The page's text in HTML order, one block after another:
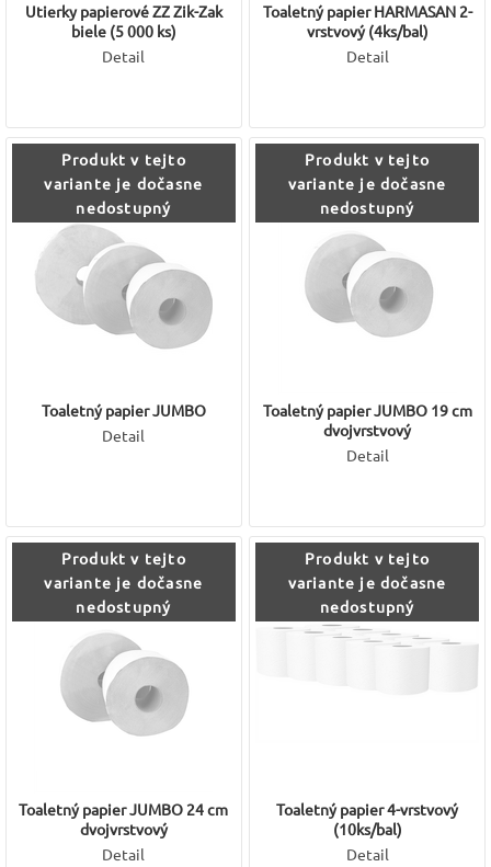
Utierky papierové ZZ Zik-Zak
biele (5 000 ks)
Detail
Toaletný papier HARMASAN 2-
vrstvový (4ks/bal)
Detail
Produkt v tejto
variante je dočasne
nedostupný
Toaletný papier JUMBO
Detail
Produkt v tejto
variante je dočasne
nedostupný
Toaletný papier JUMBO 19 cm
dvojvrstvový
Detail
Produkt v tejto
variante je dočasne
nedostupný
Toaletný papier JUMBO 24 cm
dvojvrstvový
Detail
Produkt v tejto
variante je dočasne
nedostupný
Toaletný papier 4-vrstvový
(10ks/bal)
Detail